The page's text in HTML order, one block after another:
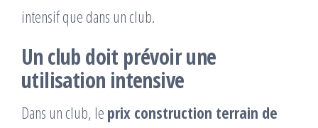
intensif que dans un club.
Un club doit prévoir une
utilisation intensive
Dans un club, le prix construction terrain de